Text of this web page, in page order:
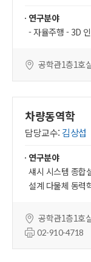
연구분야
- 자율주행 - 3D
공학관1층1호
차량동역학
담당교수: 김상섭
연구분야
섀시 시스템 종합
설계 다물체 동력
공학관1층1호
02-910-4718